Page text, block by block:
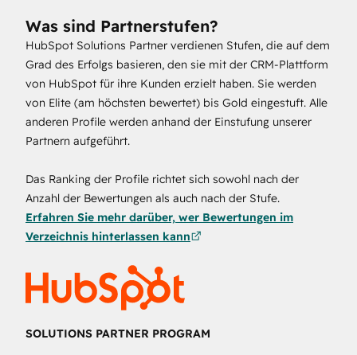
Was sind Partnerstufen?
HubSpot Solutions Partner verdienen Stufen, die auf dem
Grad des Erfolgs basieren, den sie mit der CRM-Plattform
von HubSpot für ihre Kunden erzielt haben. Sie werden
von Elite (am höchsten bewertet) bis Gold eingestuft. Alle
anderen Profile werden anhand der Einstufung unserer
Partnern aufgeführt.
Das Ranking der Profile richtet sich sowohl nach der
Anzahl der Bewertungen als auch nach der Stufe.
Erfahren Sie mehr darüber, wer Bewertungen im
Verzeichnis hinterlassen kann
SOLUTIONS PARTNER PROGRAM